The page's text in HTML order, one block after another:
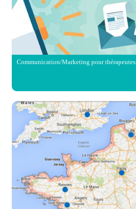
Communication/Marketing pour thérapeutes